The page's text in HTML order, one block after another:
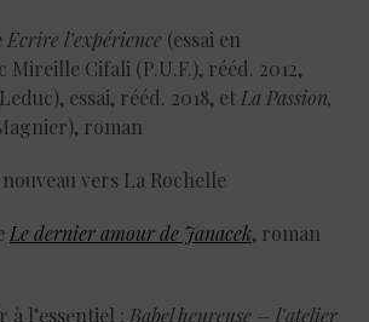
Ecrire l’expérience (essai en
Mireille Cifali (P.U.F.), rééd. 2012,
essai, rééd. 2018, et La Passion,
roman
nouveau vers La Rochelle
Le dernier amour de Janacek, roman
à l’essentiel : Babel heureuse – l’atelier